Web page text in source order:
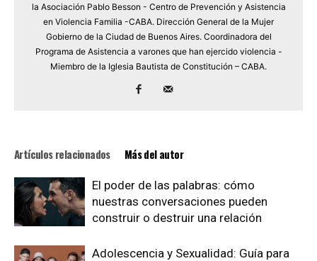
la Asociación Pablo Besson - Centro de Prevención y Asistencia
en Violencia Familia -CABA. Dirección General de la Mujer
Gobierno de la Ciudad de Buenos Aires. Coordinadora del
Programa de Asistencia a varones que han ejercido violencia -
Miembro de la Iglesia Bautista de Constitución – CABA.
Artículos relacionados Más del autor
El poder de las palabras: cómo
nuestras conversaciones pueden
construir o destruir una relación
Adolescencia y Sexualidad: Guía para